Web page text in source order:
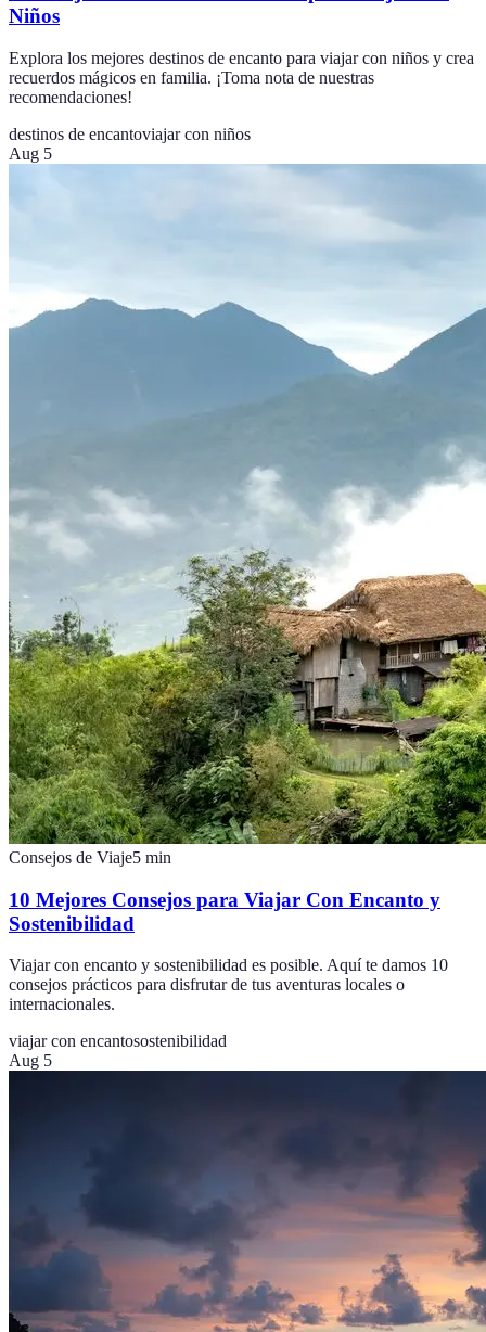
Niños
Explora los mejores destinos de encanto para viajar con niños y crea
recuerdos mágicos en familia. ¡Toma nota de nuestras
recomendaciones!
destinos de encantoviajar con niños
Aug 5
Consejos de Viaje5 min
10 Mejores Consejos para Viajar Con Encanto y
Sostenibilidad
Viajar con encanto y sostenibilidad es posible. Aquí te damos 10
consejos prácticos para disfrutar de tus aventuras locales o
internacionales.
viajar con encantosostenibilidad
Aug 5